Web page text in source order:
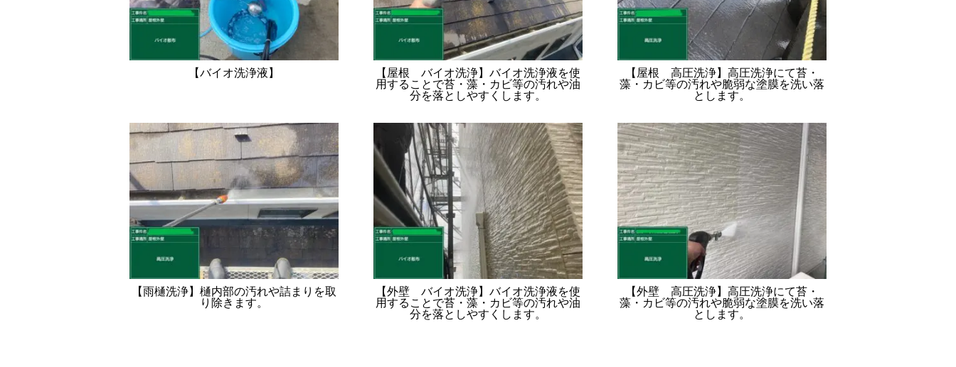
【バイオ洗浄液】
【屋根 バイオ洗浄】バイオ洗浄液を使
用することで苔・藻・カビ等の汚れや油
分を落としやすくします。
【屋根 高圧洗浄】高圧洗浄にて苔・
藻・カビ等の汚れや脆弱な塗膜を洗い落
とします。
【雨樋洗浄】樋内部の汚れや詰まりを取
り除きます。
【外壁 バイオ洗浄】バイオ洗浄液を使
用することで苔・藻・カビ等の汚れや油
分を落としやすくします。
【外壁 高圧洗浄】高圧洗浄にて苔・
藻・カビ等の汚れや脆弱な塗膜を洗い落
とします。